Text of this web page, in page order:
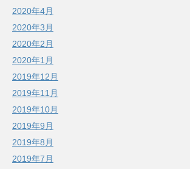
2020年4月
2020年3月
2020年2月
2020年1月
2019年12月
2019年11月
2019年10月
2019年9月
2019年8月
2019年7月